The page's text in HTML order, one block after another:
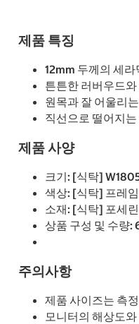
제품 특징
12mm 두께의 세
튼튼한 러버우드
원목과 잘 어울리
직선으로 떨어지
제품 사양
크기: [식탁]
색상: [식탁] 프레
소재: [식탁] 포세
상품 구성 및 수량:
주의사항
제품 사이즈는 측
모니터의 해상도